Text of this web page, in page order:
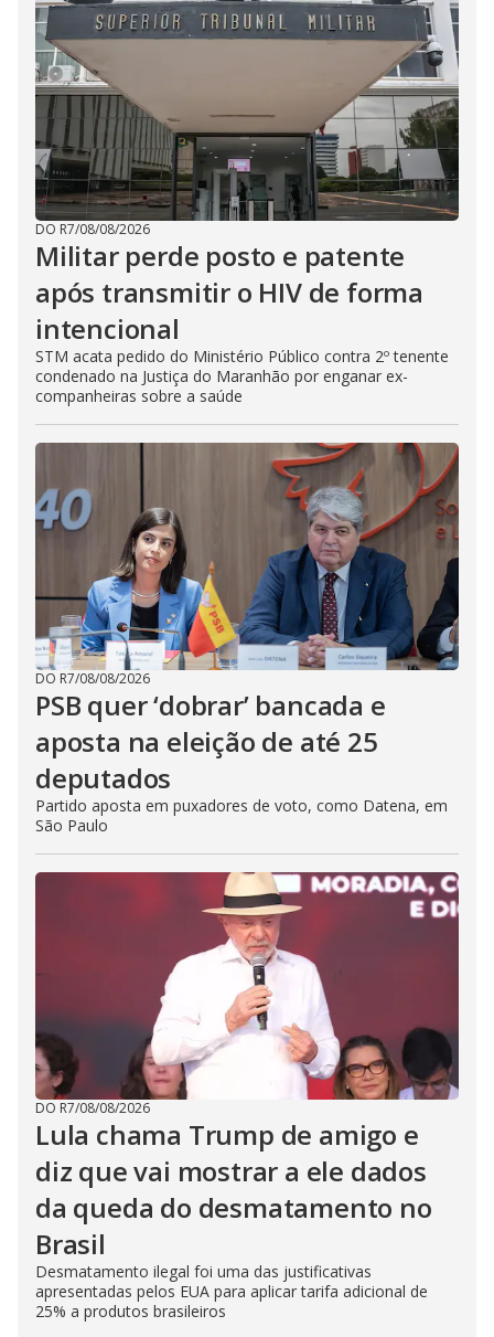
DO R7/08/08/2026
Militar perde posto e patente
após transmitir o HIV de forma
intencional
STM acata pedido do Ministério Público contra 2º tenente
condenado na Justiça do Maranhão por enganar ex-
companheiras sobre a saúde
DO R7/08/08/2026
PSB quer ‘dobrar’ bancada e
aposta na eleição de até 25
deputados
Partido aposta em puxadores de voto, como Datena, em
São Paulo
DO R7/08/08/2026
Lula chama Trump de amigo e
diz que vai mostrar a ele dados
da queda do desmatamento no
Brasil
Desmatamento ilegal foi uma das justificativas
apresentadas pelos EUA para aplicar tarifa adicional de
25% a produtos brasileiros